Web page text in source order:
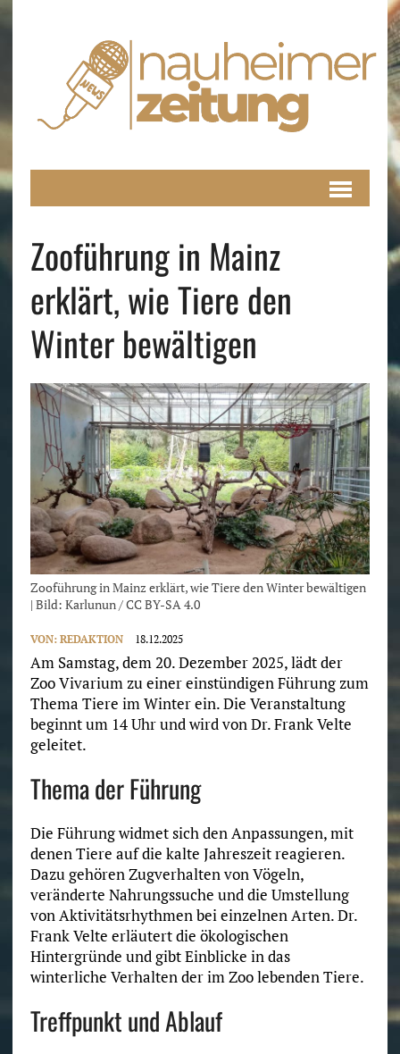
Zooführung in Mainz
erklärt, wie Tiere den
Winter bewältigen
Zooführung in Mainz erklärt, wie Tiere den Winter bewältigen
| Bild: Karlunun / CC BY-SA 4.0
VON: REDAKTION 18.12.2025
Am Samstag, dem 20. Dezember 2025, lädt der
Zoo Vivarium zu einer einstündigen Führung zum
Thema Tiere im Winter ein. Die Veranstaltung
beginnt um 14 Uhr und wird von Dr. Frank Velte
geleitet.
Thema der Führung
Die Führung widmet sich den Anpassungen, mit
denen Tiere auf die kalte Jahreszeit reagieren.
Dazu gehören Zugverhalten von Vögeln,
veränderte Nahrungssuche und die Umstellung
von Aktivitätsrhythmen bei einzelnen Arten. Dr.
Frank Velte erläutert die ökologischen
Hintergründe und gibt Einblicke in das
winterliche Verhalten der im Zoo lebenden Tiere.
Treffpunkt und Ablauf